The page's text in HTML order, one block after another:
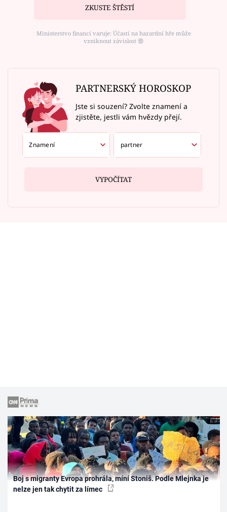
ZKUSTE ŠTĚSTÍ
Ministerstvo financí varuje: Účastí na hazardní hře může
vzniknout závislost ⑱
PARTNERSKÝ HOROSKOP
Jste si souzení? Zvolte znamení a
zjistěte, jestli vám hvězdy přejí.
VYPOČÍTAT
Boj s migranty Evropa prohrála, míní Stoniš. Podle Mlejnka je
nelze jen tak chytit za límec